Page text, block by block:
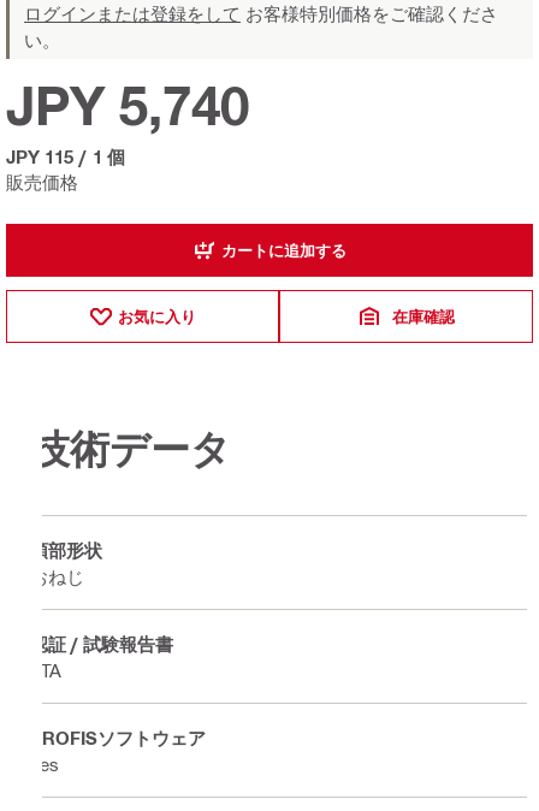
ログインまたは登録をして お客様特別価格をご確認くださ
い。
販売価格
JPY 5,740
JPY 115 / 1 個
カートに追加する
お気に入り 在庫確認
技術データ
頭部形状
おねじ
認証 / 試験報告書
ETA
PROFISソフトウェア
Yes